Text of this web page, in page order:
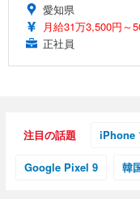
愛知県
月給31万3,500円～
正社員
注目の話題 iPhone
Google Pixel 9 韓